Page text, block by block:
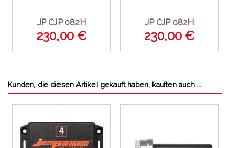
JP CJP 082H
230,00 €
JP CJP 082H
230,00 €
Kunden, die diesen Artikel gekauft haben, kauften auch ...